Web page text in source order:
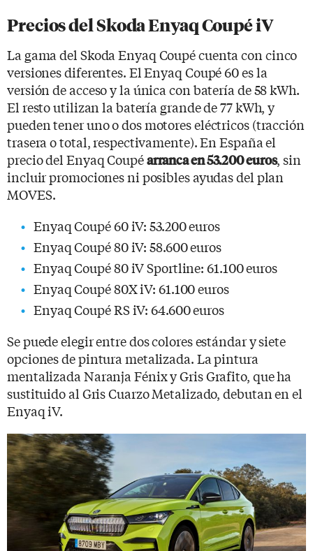
Precios del Skoda Enyaq Coupé iV
La gama del Skoda Enyaq Coupé cuenta con cinco
versiones diferentes. El Enyaq Coupé 60 es la
versión de acceso y la única con batería de 58 kWh.
El resto utilizan la batería grande de 77 kWh, y
pueden tener uno o dos motores eléctricos (tracción
trasera o total, respectivamente). En España el
precio del Enyaq Coupéarranca en 53.200 euros, sin
incluir promociones ni posibles ayudas del plan
MOVES.
Enyaq Coupé 60 iV: 53.200 euros
Enyaq Coupé 80 iV: 58.600 euros
Enyaq Coupé 80 iV Sportline: 61.100 euros
Enyaq Coupé 80X iV: 61.100 euros
Enyaq Coupé RS iV: 64.600 euros
Se puede elegir entre dos colores estándar y siete
opciones de pintura metalizada. La pintura
mentalizada Naranja Fénix y Gris Grafito, que ha
sustituido al Gris Cuarzo Metalizado, debutan en el
Enyaq iV.